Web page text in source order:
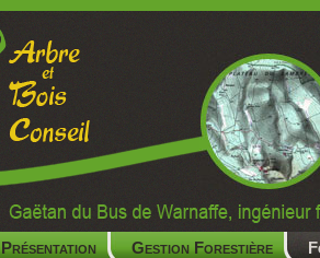
Présentation Gestion Forestière